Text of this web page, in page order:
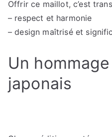
Offrir ce maillot, c’est
– respect et harmonie
– design maîtrisé et
Un
japonais